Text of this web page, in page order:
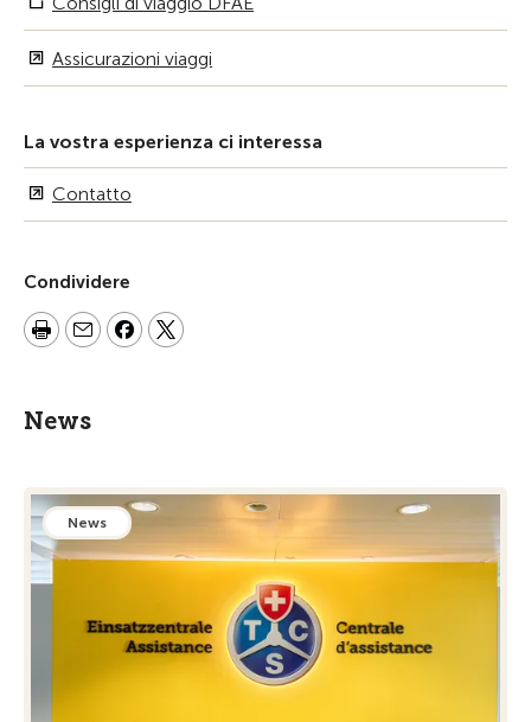
Assicurazioni viaggi
La vostra esperienza ci interessa
Contatto
Condividere
News
News